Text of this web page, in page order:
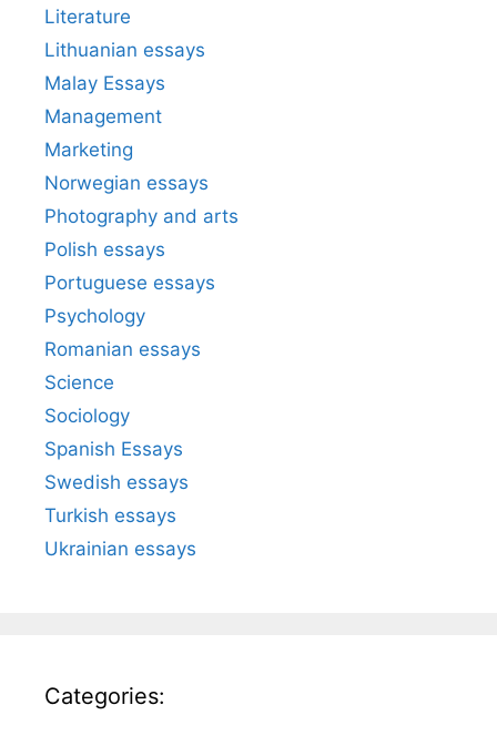
Literature
Lithuanian essays
Malay Essays
Management
Marketing
Norwegian essays
Photography and arts
Polish essays
Portuguese essays
Psychology
Romanian essays
Science
Sociology
Spanish Essays
Swedish essays
Turkish essays
Ukrainian essays
Categories: